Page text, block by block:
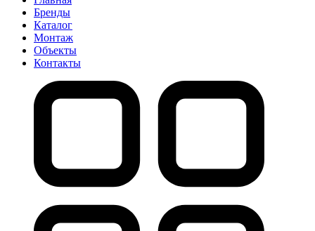
Бренды
Каталог
Монтаж
Объекты
Контакты